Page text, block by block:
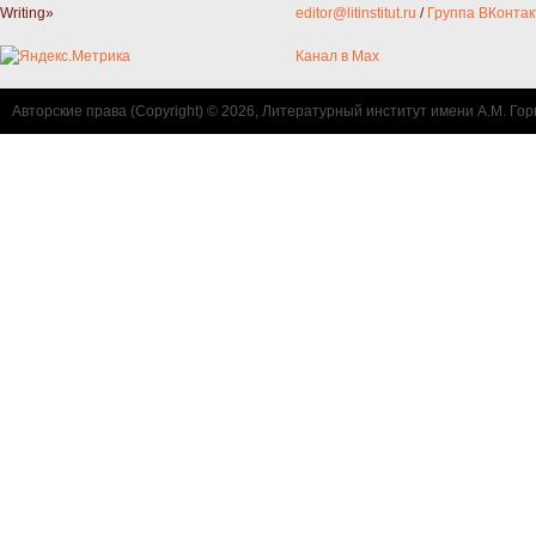
Writing» editor@litinstitut.ru / Группа
Канал в Max
Авторские права (Copyright) © 2026, Литературный институт имени А.М.